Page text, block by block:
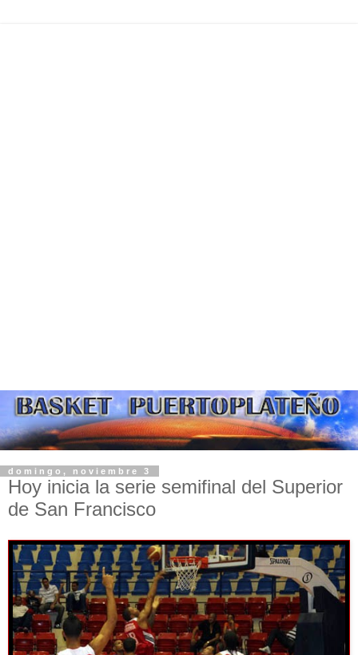
domingo, noviembre 3
Hoy inicia la serie semifinal del Superior